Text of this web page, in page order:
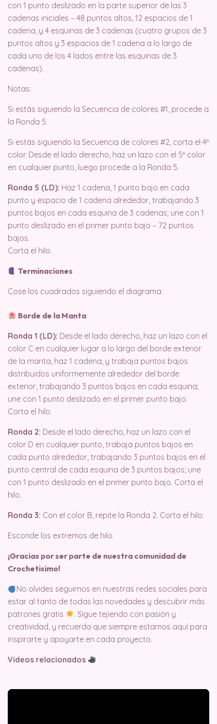
con 1 punto deslizado en la parte superior de las 3
cadenas iniciales – 48 puntos altos, 12 espacios de 1
cadena, y 4 esquinas de 3 cadenas (cuatro grupos de 3
puntos altos y 3 espacios de 1 cadena a lo largo de
cada uno de los 4 lados entre las esquinas de 3
cadenas).
Notas:
Si estás siguiendo la Secuencia de colores #1, procede a
la Ronda 5.
Si estás siguiendo la Secuencia de colores #2, corta el 4º
color. Desde el lado derecho, haz un lazo con el 5º color
en cualquier punto, luego procede a la Ronda 5.
Ronda 5 (LD): Haz 1 cadena, 1 punto bajo en cada
punto y espacio de 1 cadena alrededor, trabajando 3
puntos bajos en cada esquina de 3 cadenas; une con 1
punto deslizado en el primer punto bajo – 72 puntos
bajos.
Corta el hilo.
Terminaciones
Cose los cuadrados siguiendo el diagrama.
Borde de la Manta
Ronda 1 (LD): Desde el lado derecho, haz un lazo con el
color C en cualquier lugar a lo largo del borde exterior
de la manta, haz 1 cadena, y trabaja puntos bajos
distribuidos uniformemente alrededor del borde
exterior, trabajando 3 puntos bajos en cada esquina;
une con 1 punto deslizado en el primer punto bajo.
Corta el hilo.
Ronda 2: Desde el lado derecho, haz un lazo con el
color D en cualquier punto, trabaja puntos bajos en
cada punto alrededor, trabajando 3 puntos bajos en el
punto central de cada esquina de 3 puntos bajos; une
con 1 punto deslizado en el primer punto bajo. Corta el
hilo.
Ronda 3: Con el color B, repite la Ronda 2. Corta el hilo.
Esconde los extremos de hilo.
¡Gracias por ser parte de nuestra comunidad de
Crochetisimo!
No olvides seguirnos en nuestras redes sociales para
estar al tanto de todas las novedades y descubrir más
patrones gratis
. Sigue tejiendo con pasión y
creatividad, y recuerda que siempre estamos aquí para
inspirarte y apoyarte en cada proyecto.
Videos relacionados